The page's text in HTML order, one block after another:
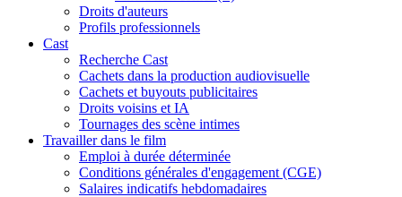
Droits d'auteurs
Profils professionnels
Cast
Recherche Cast
Cachets dans la production audiovisuelle
Cachets et buyouts publicitaires
Droits voisins et IA
Tournages des scène intimes
Travailler dans le film
Emploi à durée déterminée
Conditions générales d'engagement (CGE)
Salaires indicatifs hebdomadaires